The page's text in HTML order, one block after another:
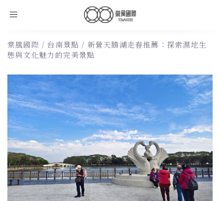
Toggle
棠風國際 / 台南景點 / 新營天鵝湖走春推薦：探索濕地生
態與文化魅力的完美景點